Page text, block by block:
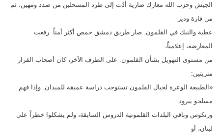
الجيش وحزب الله معارك ضارية أدّت إلى طرد المسحلين من صدد ومهين، ثم
من قارة ودير
عطية والنبك في القلمون. صار طريق دمشق حمص أكثر أمناً. رفعت
المعارضة، إعلامياً،
من مستوى التهويل بشأن القلمون. على الطرف الآخر، كان أصحاب القرار
متريثين:
«الطبيعة الوعرة لجبال القلمون تستوجب دراسة عميقة للميدان. وإذا فهم
مسلحو يبرود
ورنكوس وباقي البلدات القلمونية الدروس السابقة، ولم يشكلوا خطراً على
لبنان، أو